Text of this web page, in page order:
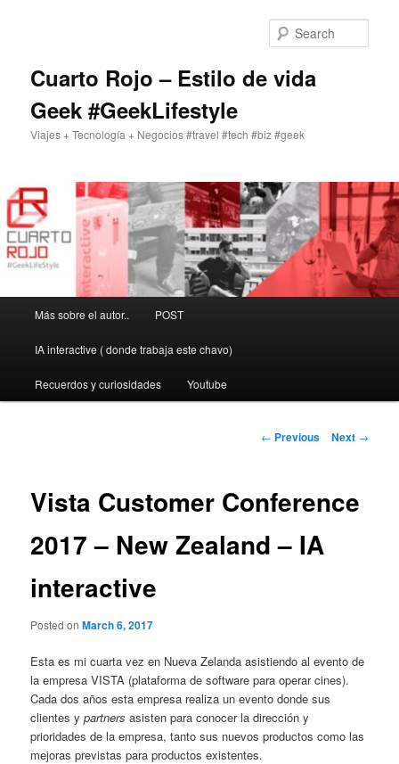
Cuarto Rojo – Estilo de vida
Geek #GeekLifestyle
Viajes + Tecnología + Negocios #travel #tech #biz #geek
Más sobre el autor.. POST
IA interactive ( donde trabaja este chavo)
Recuerdos y curiosidades Youtube
Post
← Previous Next →
Vista Customer Conference
2017 – New Zealand – IA
interactive
Posted onMarch 6, 2017
Esta es mi cuarta vez en Nueva Zelanda asistiendo al evento de
la empresa VISTA (plataforma de software para operar cines).
Cada dos años esta empresa realiza un evento donde sus
clientes ypartners asisten para conocer la dirección y
prioridades de la empresa, tanto sus nuevos productos como las
mejoras previstas para productos existentes.